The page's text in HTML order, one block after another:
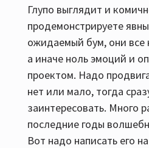
Глупо выглядит и
продемонстрируете
ожидаемый бум, они все
а иначе ноль эмоций и
проектом. Надо
нет или мало, тогда
заинтересовать. Много
последние годы
Вот надо написать его